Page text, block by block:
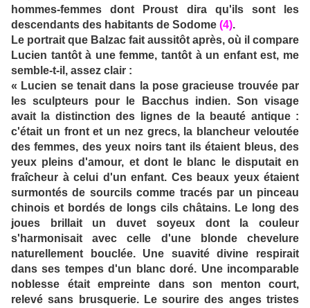
hommes-femmes dont Proust dira qu'ils sont les
descendants des habitants de Sodome (4).
Le portrait que Balzac fait aussitôt après, où il compare
Lucien tantôt à une femme, tantôt à un enfant est, me
semble-t-il, assez clair :
« Lucien se tenait dans la pose gracieuse trouvée par
les sculpteurs pour le Bacchus indien. Son visage
avait la distinction des lignes de la beauté antique :
c'était un front et un nez grecs, la blancheur veloutée
des femmes, des yeux noirs tant ils étaient bleus, des
yeux pleins d'amour, et dont le blanc le disputait en
fraîcheur à celui d'un enfant. Ces beaux yeux étaient
surmontés de sourcils comme tracés par un pinceau
chinois et bordés de longs cils châtains. Le long des
joues brillait un duvet soyeux dont la couleur
s'harmonisait avec celle d'une blonde chevelure
naturellement bouclée. Une suavité divine respirait
dans ses tempes d'un blanc doré. Une incomparable
noblesse était empreinte dans son menton court,
relevé sans brusquerie. Le sourire des anges tristes